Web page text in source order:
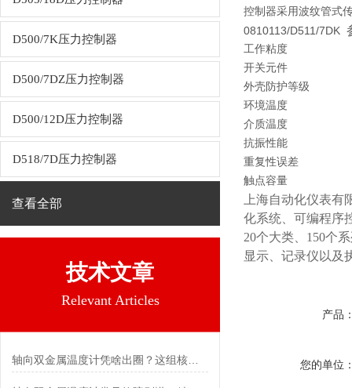
D500/7K压力控制器
D500/7DZ压力控制器
D500/12D压力控制器
D518/7D压力控制器
查看全部
技术文章
Relevant Articles
轴向双金属温度计凭啥出圈？这组核心特点给出了答案
控制器采用波纹管式
0810113/D511/7DK
工作粘度
开关元件
外壳防护等级
环境温度
介质温度
抗振性能
重复性误差
触点容量
上海自动化仪表
化系统、可编程序
20个大类、150个
显示、记录仪以及
产品
您的单位